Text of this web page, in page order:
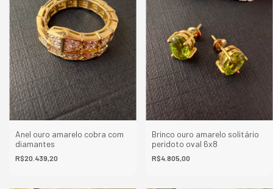
Anel ouro amarelo cobra com
diamantes
R$20.439,20
Brinco ouro amarelo solitário
peridoto oval 6x8
R$4.805,00